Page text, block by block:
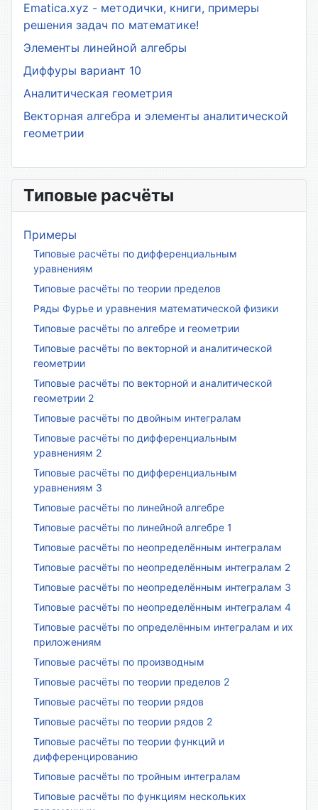
Ematica.xyz - методички, книги, примеры
решения задач по математике!
Элементы линейной алгебры
Диффуры вариант 10
Аналитическая геометрия
Векторная алгебра и элементы аналитической
геометрии
Типовые расчёты
Примеры
Типовые расчёты по дифференциальным
уравнениям
Типовые расчёты по теории пределов
Ряды Фурье и уравнения математической физики
Типовые расчёты по алгебре и геометрии
Типовые расчёты по векторной и аналитической
геометрии
Типовые расчёты по векторной и аналитической
геометрии 2
Типовые расчёты по двойным интегралам
Типовые расчёты по дифференциальным
уравнениям 2
Типовые расчёты по дифференциальным
уравнениям 3
Типовые расчёты по линейной алгебре
Типовые расчёты по линейной алгебре 1
Типовые расчёты по неопределённым интегралам
Типовые расчёты по неопределённым интегралам 2
Типовые расчёты по неопределённым интегралам 3
Типовые расчёты по неопределённым интегралам 4
Типовые расчёты по определённым интегралам и их
приложениям
Типовые расчёты по производным
Типовые расчёты по теории пределов 2
Типовые расчёты по теории рядов
Типовые расчёты по теории рядов 2
Типовые расчёты по теории функций и
дифференцированию
Типовые расчёты по тройным интегралам
Типовые расчёты по функциям нескольких